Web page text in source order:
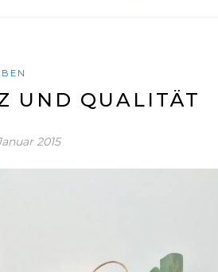
UND QUALITÄT
2015